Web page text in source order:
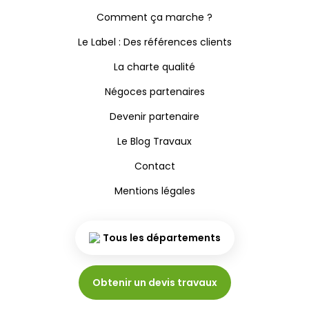
Comment ça marche ?
Le Label : Des références clients
La charte qualité
Négoces partenaires
Devenir partenaire
Le Blog Travaux
Contact
Mentions légales
Tous les départements
Obtenir un devis travaux